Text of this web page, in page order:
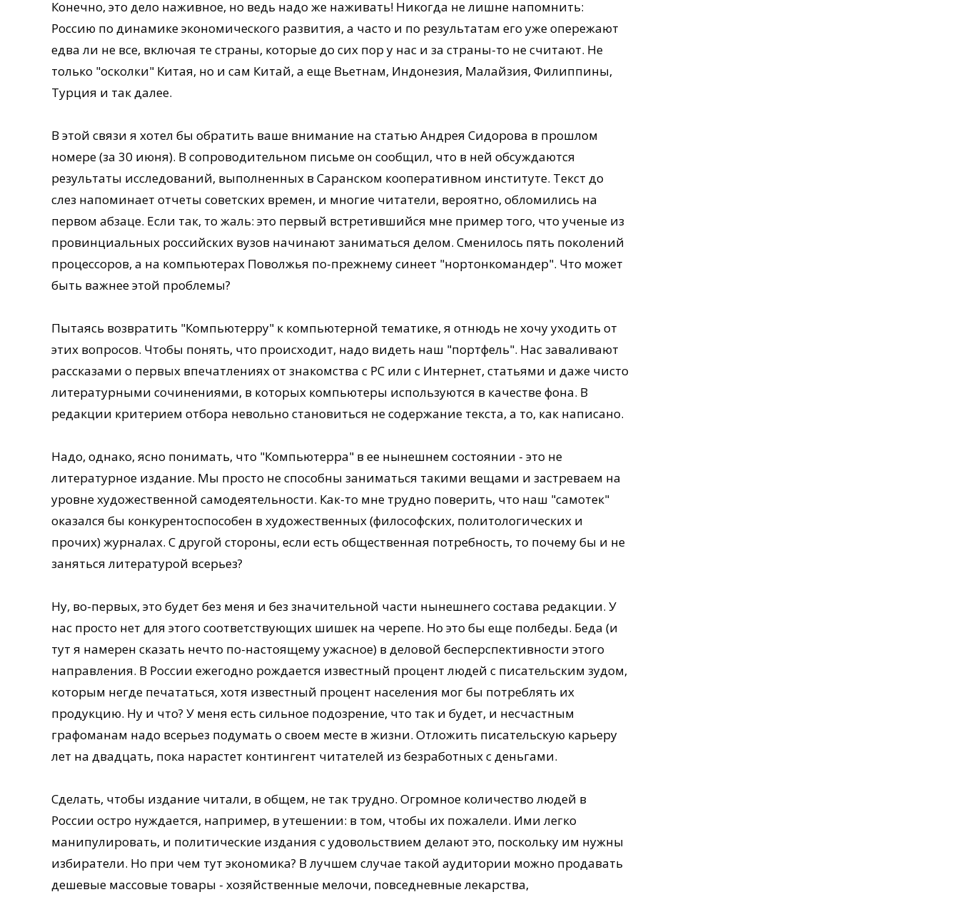
Конечно, это дело наживное, но ведь надо же наживать! Никогда не лишне напомнить:
Россию по динамике экономического развития, а часто и по результатам его уже опережают
едва ли не все, включая те страны, которые до сих пор у нас и за страны-то не считают. Не
только "осколки" Китая, но и сам Китай, а еще Вьетнам, Индонезия, Малайзия, Филиппины,
Турция и так далее.
В этой связи я хотел бы обратить ваше внимание на статью Андрея Сидорова в прошлом
номере (за 30 июня). В сопроводительном письме он сообщил, что в ней обсуждаются
результаты исследований, выполненных в Саранском кооперативном институте. Текст до
слез напоминает отчеты советских времен, и многие читатели, вероятно, обломились на
первом абзаце. Если так, то жаль: это первый встретившийся мне пример того, что ученые из
провинциальных российских вузов начинают заниматься делом. Сменилось пять поколений
процессоров, а на компьютерах Поволжья по-прежнему синеет "нортонкомандер". Что может
быть важнее этой проблемы?
Пытаясь возвратить "Компьютерру" к компьютерной тематике, я отнюдь не хочу уходить от
этих вопросов. Чтобы понять, что происходит, надо видеть наш "портфель". Нас заваливают
рассказами о первых впечатлениях от знакомства с PC или с Интернет, статьями и даже чисто
литературными сочинениями, в которых компьютеры используются в качестве фона. В
редакции критерием отбора невольно становиться не содержание текста, а то, как написано.
Надо, однако, ясно понимать, что "Компьютерра" в ее нынешнем состоянии - это не
литературное издание. Мы просто не способны заниматься такими вещами и застреваем на
уровне художественной самодеятельности. Как-то мне трудно поверить, что наш "самотек"
оказался бы конкурентоспособен в художественных (философских, политологических и
прочих) журналах. С другой стороны, если есть общественная потребность, то почему бы и не
заняться литературой всерьез?
Ну, во-первых, это будет без меня и без значительной части нынешнего состава редакции. У
нас просто нет для этого соответствующих шишек на черепе. Но это бы еще полбеды. Беда (и
тут я намерен сказать нечто по-настоящему ужасное) в деловой бесперспективности этого
направления. В России ежегодно рождается известный процент людей с писательским зудом,
которым негде печататься, хотя известный процент населения мог бы потреблять их
продукцию. Ну и что? У меня есть сильное подозрение, что так и будет, и несчастным
графоманам надо всерьез подумать о своем месте в жизни. Отложить писательскую карьеру
лет на двадцать, пока нарастет контингент читателей из безработных с деньгами.
Сделать, чтобы издание читали, в общем, не так трудно. Огромное количество людей в
России остро нуждается, например, в утешении: в том, чтобы их пожалели. Ими легко
манипулировать, и политические издания с удовольствием делают это, поскольку им нужны
избиратели. Но при чем тут экономика? В лучшем случае такой аудитории можно продавать
дешевые массовые товары - хозяйственные мелочи, повседневные лекарства,